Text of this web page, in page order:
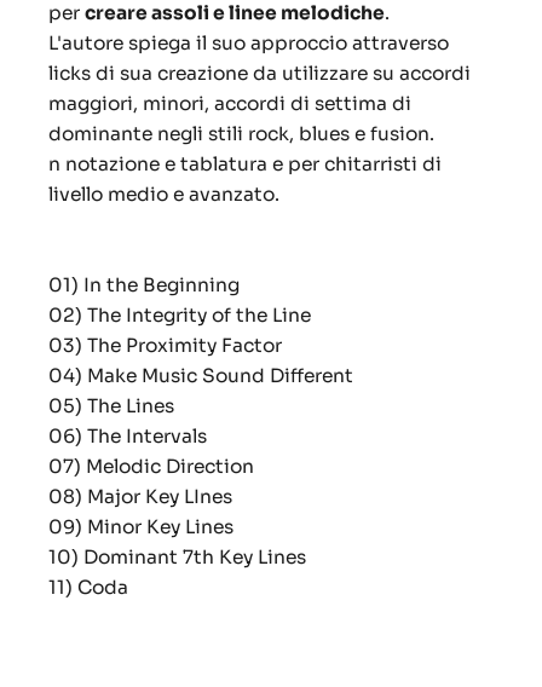
per creare assoli e linee melodiche.
L'autore spiega il suo approccio attraverso
licks di sua creazione da utilizzare su accordi
maggiori, minori, accordi di settima di
dominante negli stili rock, blues e fusion.
n notazione e tablatura e per chitarristi di
livello medio e avanzato.
01) In the Beginning
02) The Integrity of the Line
03) The Proximity Factor
04) Make Music Sound Different
05) The Lines
06) The Intervals
07) Melodic Direction
08) Major Key LInes
09) Minor Key Lines
10) Dominant 7th Key Lines
11) Coda